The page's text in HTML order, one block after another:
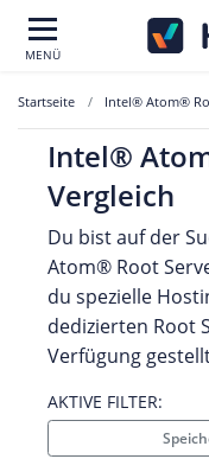
MENÜ
Startseite Intel® Atom®
Intel®
Vergleich
Du bist auf der
Atom® Root
du spezielle
dedizierten Root
Verfügung
AKTIVE FILTER: